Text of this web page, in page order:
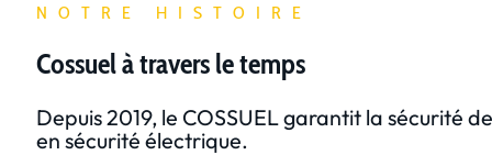
NOTRE HISTOIRE
Cossuel à travers le temps
Depuis 2019, le COSSUEL garantit la sécurité
en sécurité électrique.